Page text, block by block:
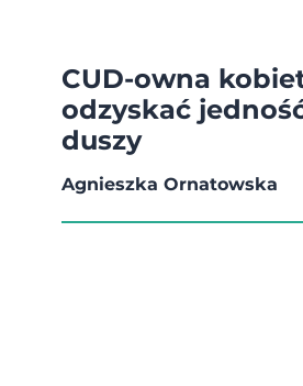
CUD-owna
odzyskać
duszy
Agnieszka Ornatowska